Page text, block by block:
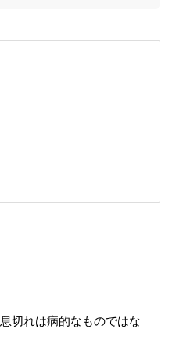
切れは病的なものではな